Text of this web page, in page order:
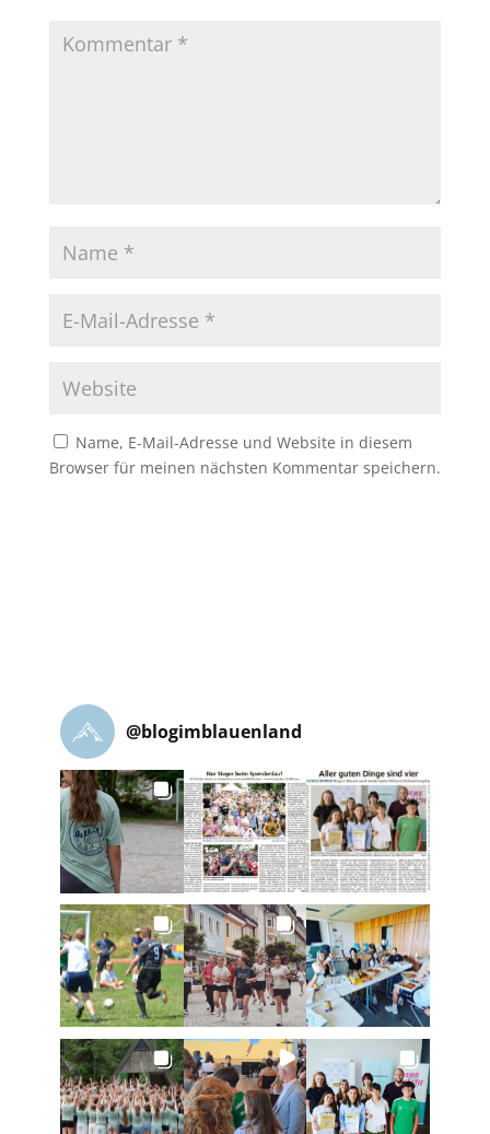
Name, E-Mail-Adresse und Website in diesem
Browser für meinen nächsten Kommentar speichern.
@blogimblauenland